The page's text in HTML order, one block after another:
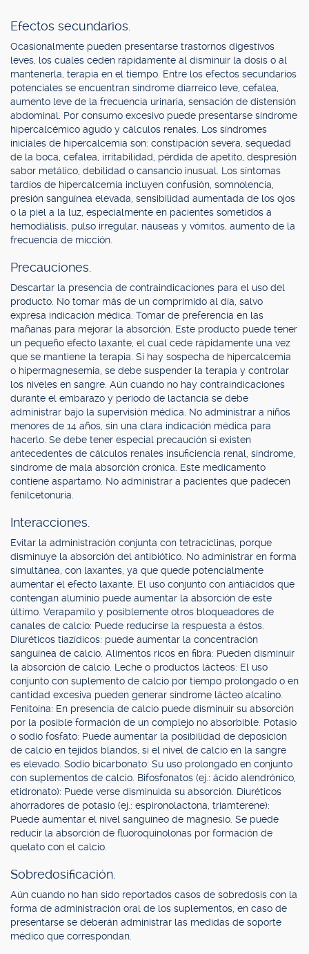
Efectos secundarios.
Ocasionalmente pueden presentarse trastornos digestivos
leves, los cuales ceden rápidamente al disminuir la dosis o al
mantenerla, terapia en el tiempo. Entre los efectos secundarios
potenciales se encuentran síndrome diarreico leve, cefalea,
aumento leve de la frecuencia urinaria, sensación de distensión
abdominal. Por consumo excesivo puede presentarse síndrome
hipercalcémico agudo y cálculos renales. Los síndromes
iniciales de hipercalcemia son: constipación severa, sequedad
de la boca, cefalea, irritabilidad, pérdida de apetito, despresión
sabor metálico, debilidad o cansancio inusual. Los síntomas
tardíos de hipercalcemia incluyen confusión, somnolencia,
presión sanguínea elevada, sensibilidad aumentada de los ojos
o la piel a la luz, especialmente en pacientes sometidos a
hemodiálisis, pulso irregular, náuseas y vómitos, aumento de la
frecuencia de micción.
Precauciones.
Descartar la presencia de contraindicaciones para el uso del
producto. No tomar más de un comprimido al día, salvo
expresa indicación médica. Tomar de preferencia en las
mañanas para mejorar la absorción. Este producto puede tener
un pequeño efecto laxante, el cual cede rápidamente una vez
que se mantiene la terapia. Si hay sospecha de hipercalcemia
o hipermagnesemia, se debe suspender la terapia y controlar
los niveles en sangre. Aún cuando no hay contraindicaciones
durante el embarazo y periodo de lactancia se debe
administrar bajo la supervisión médica. No administrar a niños
menores de 14 años, sin una clara indicación médica para
hacerlo. Se debe tener especial precaución si existen
antecedentes de cálculos renales insuficiencia renal, síndrome,
síndrome de mala absorción crónica. Este medicamento
contiene aspartamo. No administrar a pacientes que padecen
fenilcetonuria.
Interacciones.
Evitar la administración conjunta con tetraciclinas, porque
disminuye la absorción del antibiótico. No administrar en forma
simultánea, con laxantes, ya que quede potencialmente
aumentar el efecto laxante. El uso conjunto con antiácidos que
contengan aluminio puede aumentar la absorción de este
último. Verapamilo y posiblemente otros bloqueadores de
canales de calcio: Puede reducirse la respuesta a éstos.
Diuréticos tiazídicos: puede aumentar la concentración
sanguínea de calcio. Alimentos ricos en fibra: Pueden disminuir
la absorción de calcio. Leche o productos lácteos: El uso
conjunto con suplemento de calcio por tiempo prolongado o en
cantidad excesiva pueden generar síndrome lácteo alcalino.
Fenitoína: En presencia de calcio puede disminuir su absorción
por la posible formación de un complejo no absorbible. Potasio
o sodio fosfato: Puede aumentar la posibilidad de deposición
de calcio en tejidos blandos, si el nivel de calcio en la sangre
es elevado. Sodio bicarbonato: Su uso prolongado en conjunto
con suplementos de calcio. Bifosfonatos (ej.: ácido alendrónico,
etidronato): Puede verse disminuida su absorción. Diuréticos
ahorradores de potasio (ej.: espironolactona, triamterene):
Puede aumentar el nivel sanguíneo de magnesio. Se puede
reducir la absorción de fluoroquinolonas por formación de
quelato con el calcio.
Sobredosificación.
Aún cuando no han sido reportados casos de sobredosis con la
forma de administración oral de los suplementos, en caso de
presentarse se deberán administrar las medidas de soporte
médico que correspondan.